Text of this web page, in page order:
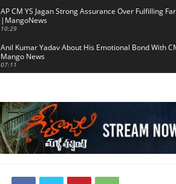
AP CM YS Jagan Strong Assurance Over Fulfilling
|MangoNews
10:29
Anil Kumar Yadav About His Emotional Bond With
Mango News
07:11